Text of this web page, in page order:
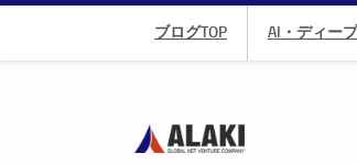
ブログTOP AI・ディー